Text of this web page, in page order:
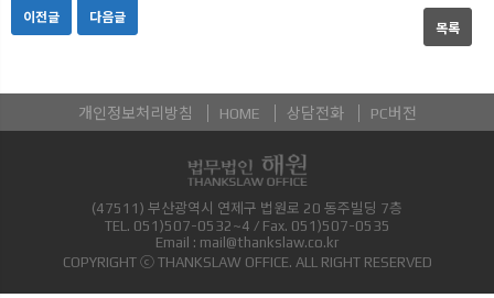
이전글 다음글
목록
개인정보처리방침 HOME 상담전화 PC버전
(47511) 부산광역시 연제구 법원로 20 동주빌딩 7층
TEL. 051)507-0532~4 / Fax. 051)507-0535
Email : mail@thankslaw.co.kr
COPYRIGHT ⓒ THANKSLAW OFFICE. ALL RIGHT RESERVED